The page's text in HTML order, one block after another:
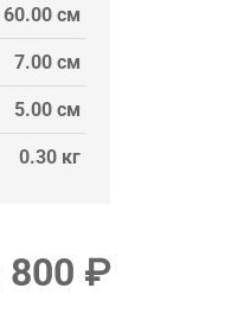
60.00 см
7.00 см
5.00 см
0.30 кг
800 ₽